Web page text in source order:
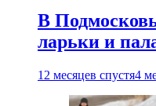
В
ларьки и
12 месяцев спустя4